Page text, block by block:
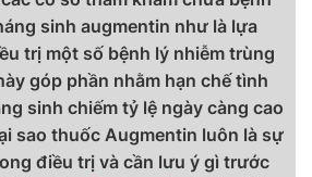
sinh augmentin như là lựa
trị một số bệnh lý nhiễm trùng
góp phần nhằm hạn chế tình
sinh chiếm tỷ lệ ngày càng cao
sao thuốc Augmentin luôn là sự
điều trị và cần lưu ý gì trước